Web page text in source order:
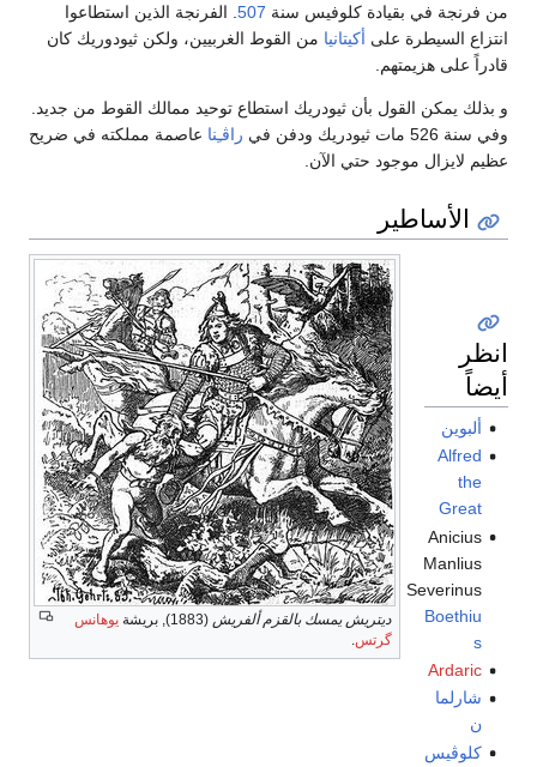
من فرنجة في بقيادة كلوفيس سنة 507 . الفرنجة الذين استطاعوا
انتزاع السيطرة على أكيتانيا من القوط الغربيين، ولكن ثيودوريك كان
قادراً على هزيمتهم.
و بذلك يمكن القول بأن ثيودريك استطاع توحيد ممالك القوط من جديد.
وفي سنة 526 مات ثيودريك ودفن في
راڤـِنا عاصمة مملكته في ضريح
عظيم لايزال موجود حتي الآن.
الأساطير
ديتريش يمسك بالقزم ألفريش (1883), بريشة
يوهانس
گرتس.
انظر
أيضاً
ألبوين
Alfred
the
Great
Anicius
Manlius
Severinus
Boethiu
s
Ardaric
شارلما
ن
كلوڤيس